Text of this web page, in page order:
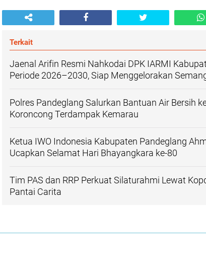
Terkait
Jaenal Arifin Resmi Nahkodai DPK IARMI
Periode 2026–2030, Siap Menggelorakan
Polres Pandeglang Salurkan Bantuan Air Bersih
Koroncong Terdampak Kemarau
Ketua IWO Indonesia Kabupaten Pandeglang
Ucapkan Selamat Hari Bhayangkara ke-80
Tim PAS dan RRP Perkuat Silaturahmi Lewat
Pantai Carita